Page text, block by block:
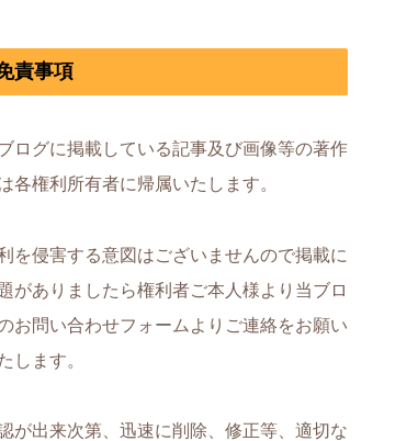
責事項
ログに掲載している記事及び画像等の著作
各権利所有者に帰属いたします。
を侵害する意図はございませんので掲載に
がありましたら権利者ご本人様より当ブロ
お問い合わせフォームよりご連絡をお願い
します。
が出来次第、迅速に削除、修正等、適切な